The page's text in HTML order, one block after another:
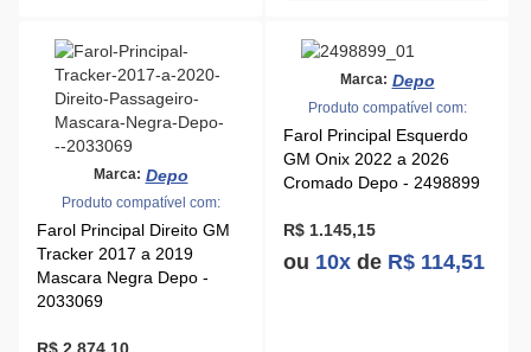
Marca: Depo
Produto compatível com:
Farol Principal Direito GM
Tracker 2017 a 2019
Mascara Negra Depo -
R$ 2.874,10
ou10x
Farol Principal Esquerdo
GM Onix 2022 a 2026
Cromado Depo - 2498899
R$ 1.145,15
ou10xdeR$ 114,51